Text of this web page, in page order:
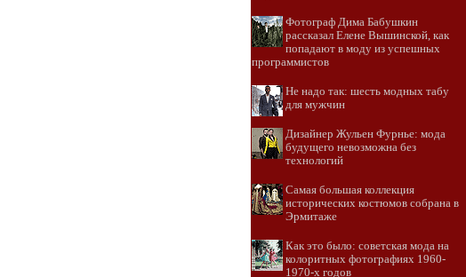
Фотограф Дима Бабушкин
рассказал Елене Вышинской, как
попадают в моду из успешных
программистов
Не надо так: шесть модных табу
для мужчин
Дизайнер Жульен Фурнье: мода
будущего невозможна без
технологий
Самая большая коллекция
исторических костюмов собрана в
Эрмитаже
Как это было: советская мода на
колоритных фотографиях 1960-
1970-х годов